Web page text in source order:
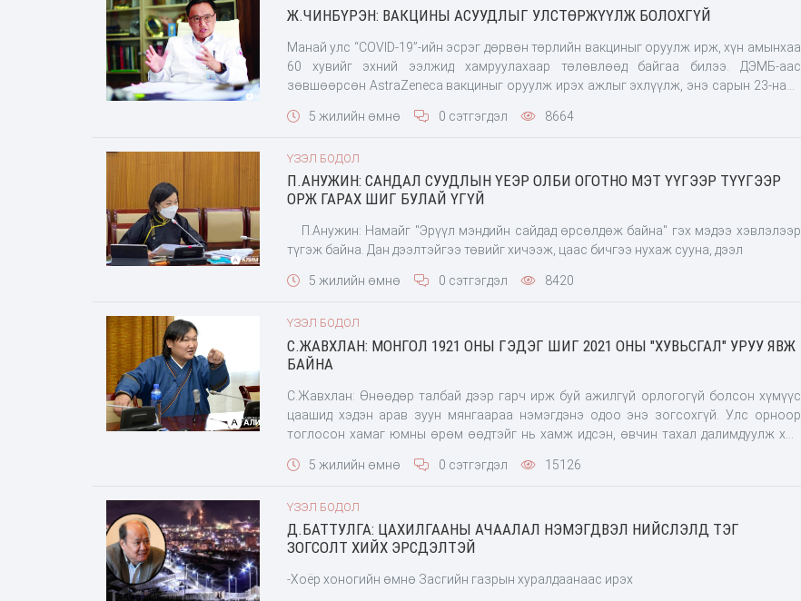
Ж.ЧИНБҮРЭН: ВАКЦИНЫ АСУУДЛЫГ УЛСТӨРЖҮҮЛЖ БОЛОХГҮЙ
Манай улс “COVID-19”-ийн эсрэг дөрвөн төрлийн вакциныг оруулж ирж, хүн амынхаа
60 хувийг эхний ээлжид хамруулахаар төлөвлөөд байгаа билээ. ДЭМБ-аас
зөвшөөрсөн AstraZeneca вакциныг оруулж ирэх ажлыг эхлүүлж, энэ сарын 23-наас
Вакцинжуулалтын бүх зардал, төсвийг баталж, шийдсэн бөгөөд хадгалалт,
5 жилийн өмнө 0 сэтгэгдэл 8664
ҮЗЭЛ БОДОЛ
П.АНУЖИН: САНДАЛ СУУДЛЫН ҮЕЭР ОЛБИ ОГОТНО МЭТ ҮҮГЭЭР ТҮҮГЭЭР
ОРЖ ГАРАХ ШИГ БУЛАЙ ҮГҮЙ
түгэж байна. Дан дээлтэйгээ төвийг хичээж, цаас бичгээ нухаж сууна, дээл
5 жилийн өмнө 0 сэтгэгдэл 8420
ҮЗЭЛ БОДОЛ
С.ЖАВХЛАН: МОНГОЛ 1921 ОНЫ ГЭДЭГ ШИГ 2021 ОНЫ "ХУВЬСГАЛ" УРУУ ЯВЖ
БАЙНА
С.Жавхлан: Өнөөдөр талбай дээр гарч ирж буй ажилгүй орлогогүй болсон хүмүүс
цаашид хэдэн арав зуун мянгаараа нэмэгдэнэ одоо энэ зогсохгүй. Улс орноор
тоглосон хамаг юмны өрөм өөдтэйг нь хамж идсэн, өвчин тахал далимдуулж хөл
толгойг хага ба
5 жилийн өмнө 0 сэтгэгдэл 15126
ҮЗЭЛ БОДОЛ
Д.БАТТУЛГА: ЦАХИЛГААНЫ АЧААЛАЛ НЭМЭГДВЭЛ НИЙСЛЭЛД ТЭГ
ЗОГСОЛТ ХИЙХ ЭРСДЭЛТЭЙ
-Хоёр хоногийн өмнө Засгийн газрын хуралдаанаас ирэх